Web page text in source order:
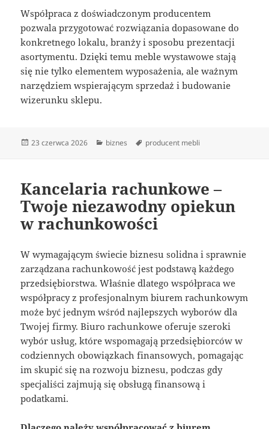
Współpraca z doświadczonym producentem
pozwala przygotować rozwiązania dopasowane do
konkretnego lokalu, branży i sposobu prezentacji
asortymentu. Dzięki temu meble wystawowe stają
się nie tylko elementem wyposażenia, ale ważnym
narzędziem wspierającym sprzedaż i budowanie
wizerunku sklepu.
Data
23 czerwca 2026 Kategorie
biznes Tagi
producent mebli
Kancelaria rachunkowe –
Twoje niezawodny opiekun
w rachunkowości
W wymagającym świecie biznesu solidna i sprawnie
zarządzana rachunkowość jest podstawą każdego
przedsiębiorstwa. Właśnie dlatego współpraca we
współpracy z profesjonalnym biurem rachunkowym
może być jednym wśród najlepszych wyborów dla
Twojej firmy. Biuro rachunkowe oferuje szeroki
wybór usług, które wspomagają przedsiębiorców w
codziennych obowiązkach finansowych, pomagając
im skupić się na rozwoju biznesu, podczas gdy
specjaliści zajmują się obsługą finansową i
podatkami.